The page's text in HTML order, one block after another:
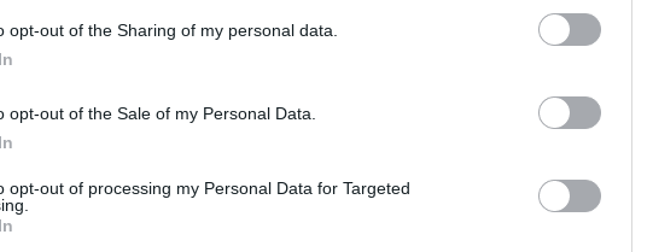
opt-out of the Sharing of my personal data.
opt-out of the Sale of my Personal Data.
opt-out of processing my Personal Data for Targeted
καρκίνου
ΕΙΔΗΣΕΙΣ
καθηγητή Ψυχολογίας και
Karolinska, ο ίδιος και η ομάδα του
του πειράματός τους, μιας και δεν
μορφή άσκησης θα είχε σαν επακόλουθο